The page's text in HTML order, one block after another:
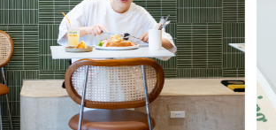
#書店巡り
#やっぱり○○が好き